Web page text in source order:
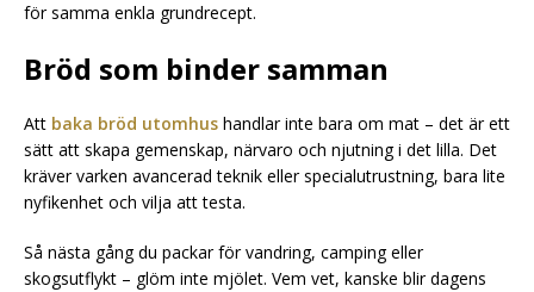
för samma enkla grundrecept.
Bröd som binder samman
Att baka bröd utomhus handlar inte bara om mat – det är ett
sätt att skapa gemenskap, närvaro och njutning i det lilla. Det
kräver varken avancerad teknik eller specialutrustning, bara lite
nyfikenhet och vilja att testa.
Så nästa gång du packar för vandring, camping eller
skogsutflykt – glöm inte mjölet. Vem vet, kanske blir dagens